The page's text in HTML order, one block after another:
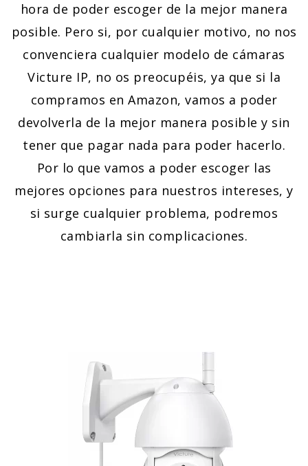
hora de poder escoger de la mejor manera
posible. Pero si, por cualquier motivo, no nos
convenciera cualquier modelo de cámaras
Victure IP, no os preocupéis, ya que si la
compramos en Amazon, vamos a poder
devolverla de la mejor manera posible y sin
tener que pagar nada para poder hacerlo.
Por lo que vamos a poder escoger las
mejores opciones para nuestros intereses, y
si surge cualquier problema, podremos
cambiarla sin complicaciones.